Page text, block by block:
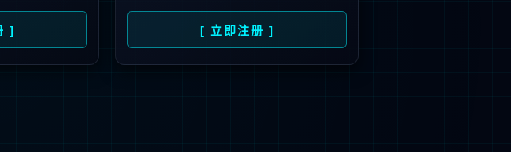
是否完整或存在多余字符;
已下线等